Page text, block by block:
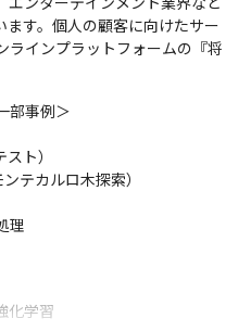
」という観点ですと、会社
あるように思います。懇親
あいつつ、仕事モードの時
ることも多いので、オンオ
こではなくお互いを高めあ
（ビジネス職）
とをやろうとしている。自
割を担えるます（エンジニ
が個性的で優秀。技術的な
少なかれ持っている
背景に、お客様に価値遡及
す。個人の顧客に向けたサー
ラインプラットフォームの『将
部事例＞
ト）
テカルロ木探索）
理
化学習